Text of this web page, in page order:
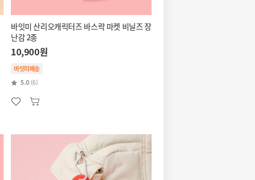
바잇미 산리오캐릭터즈 바스락 마켓 비닐즈 장
난감 2종
10,900원
바잇미배송
5.0 (6)